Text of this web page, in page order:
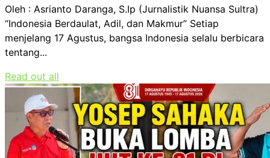
Oleh : Asrianto Daranga, S.Ip (Jurnalistik Nuansa Sultra)
“Indonesia Berdaulat, Adil, dan Makmur” Setiap
menjelang 17 Agustus, bangsa Indonesia selalu berbicara
tentang...
Read out all